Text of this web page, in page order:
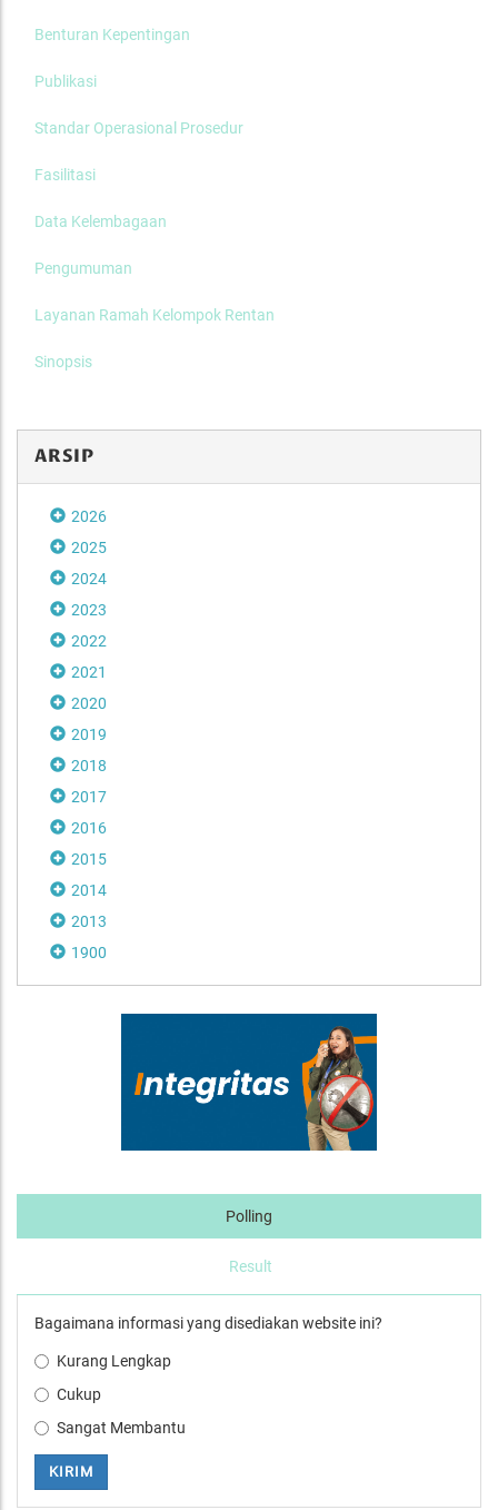
Benturan Kepentingan
Publikasi
Standar Operasional Prosedur
Fasilitasi
Data Kelembagaan
Pengumuman
Layanan Ramah Kelompok Rentan
Sinopsis
ARSIP
2026
2025
2024
2023
2022
2021
2020
2019
2018
2017
2016
2015
2014
2013
1900
Polling
Result
Bagaimana informasi yang disediakan website ini?
Kurang Lengkap
Cukup
Sangat Membantu
KIRIM